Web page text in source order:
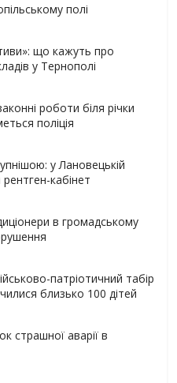
полі
що кажуть про
у Тернополі
роботи біля річки
поліція
у Лановецькій
кабінет
в громадському
патріотичний табір
близько 100 дітей
страшної аварії в